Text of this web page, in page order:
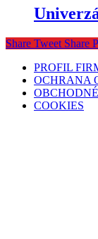
Share Tweet Share
PROFIL
OCHRANA
COOKIES